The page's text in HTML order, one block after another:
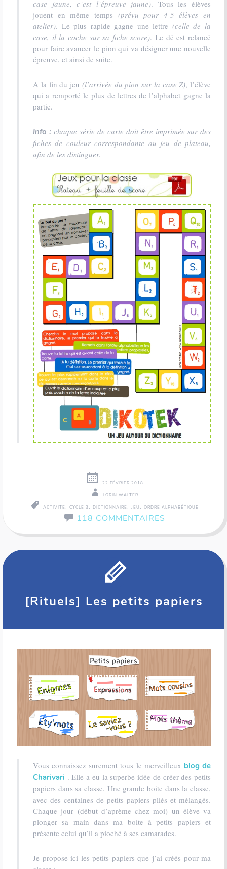
case jaune, c’est l’épreuve jaune). Tous les élèves
jouent en même temps (prévu pour 4-5 élèves en
atelier). Le plus rapide gagne une lettre (celle de la
case, il la coche sur sa fiche score). Le dé est relancé
pour faire avancer le pion qui va désigner une nouvelle
épreuve, et ainsi de suite.
A la fin du jeu (l’arrivée du pion sur la case Z), l’élève
qui a remporté le plus de lettres de l’alphabet gagne la
partie.
Info : chaque série de carte doit être imprimée sur des
fiches de couleur correspondante au jeu de plateau,
afin de les distinguer.
22 FÉVRIER 2018
LORIN WALTER
ACTIVITÉ , CYCLE 3 , DICTIONNAIRE , JEU , ORDRE ALPHABÉTIQUE
118 COMMENTAIRES
[Rituels] Les petits papiers
Vous connaissez surement tous le merveilleux blog de
Charivari . Elle a eu la superbe idée de créer des petits
papiers dans sa classe. Une grande boite dans la classe,
avec des centaines de petits papiers pliés et mélangés.
Chaque jour (début d’aprème chez moi) un élève va
plonger sa main dans ma boite à petits papiers et
présente celui qu’il a pioché à ses camarades.
Je propose ici les petits papiers que j’ai créés pour ma